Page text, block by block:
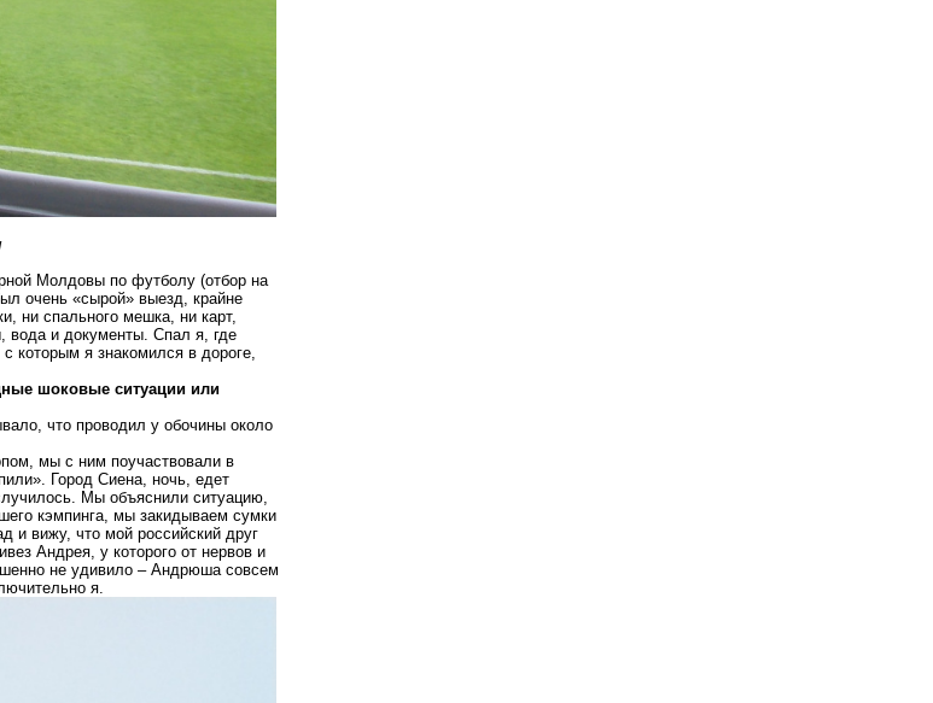
Молдовы по футболу (отбор на
очень «сырой» выезд, крайне
ни спального мешка, ни карт,
вода и документы. Спал я, где
которым я знакомился в дороге,
шоковые ситуации или
что проводил у обочины около
мы с ним поучаствовали в
Город Сиена, ночь, едет
Мы объяснили ситуацию,
кэмпинга, мы закидываем сумки
и вижу, что мой российский друг
Андрея, у которого от нервов и
не удивило – Андрюша совсем
я.